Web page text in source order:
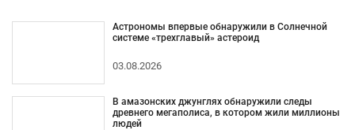
Астрономы впервые обнаружили в Солнечной
системе «трехглавый» астероид
03.08.2026
В амазонских джунглях обнаружили следы
древнего мегаполиса, в котором жили миллионы
людей